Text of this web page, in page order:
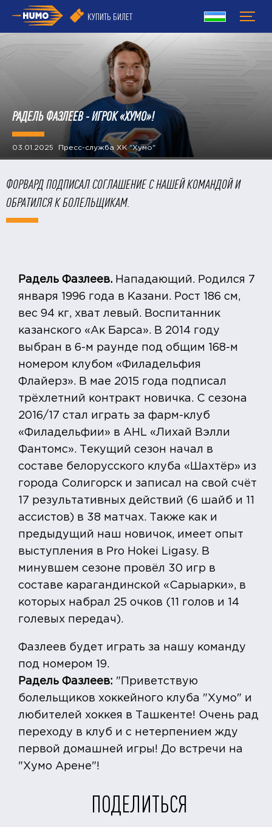
КУПИТЬ БИЛЕТ
РАДЕЛЬ ФАЗЛЕЕВ - ИГРОК «ХУМО»!
03.01.2025 Пресс-служба ХК "Хумо"
ФОРВАРД ПОДПИСАЛ СОГЛАШЕНИЕ С НАШЕЙ КОМАНДОЙ И
ОБРАТИЛСЯ К БОЛЕЛЬЩИКАМ.
Радель Фазлеев. Нападающий. Родился 7
января 1996 года в Казани. Рост 186 см,
вес 94 кг, хват левый. Воспитанник
казанского «Ак Барса». В 2014 году
выбран в 6-м раунде под общим 168-м
номером клубом «Филадельфия
Флайерз». В мае 2015 года подписал
трёхлетний контракт новичка. С сезона
2016/17 стал играть за фарм-клуб
«Филадельфии» в AHL «Лихай Вэлли
Фантомс». Текущий сезон начал в
составе белорусского клуба «Шахтёр» из
города Солигорск и записал на свой счёт
17 результативных действий (6 шайб и 11
ассистов) в 38 матчах. Также как и
предыдущий наш новичок, имеет опыт
выступления в Pro Hokei Ligasy. В
минувшем сезоне провёл 30 игр в
составе карагандинской «Сарыарки», в
которых набрал 25 очков (11 голов и 14
голевых передач).
Фазлеев будет играть за нашу команду
под номером 19.
Радель Фазлеев: "Приветствую
болельщиков хоккейного клуба "Хумо" и
любителей хоккея в Ташкенте! Очень рад
переходу в клуб и с нетерпением жду
первой домашней игры! До встречи на
"Хумо Арене"!
ПОДЕЛИТЬСЯ